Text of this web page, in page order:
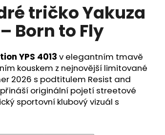
tričko Yakuza
Born to Fly
YPS 4013 v elegantním tmavě
kouskem z nejnovější limitované
2026 s podtitulem Resist and
originální pojetí streetové
sportovní klubový vizuál s